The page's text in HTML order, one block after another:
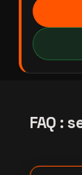
FAQ :